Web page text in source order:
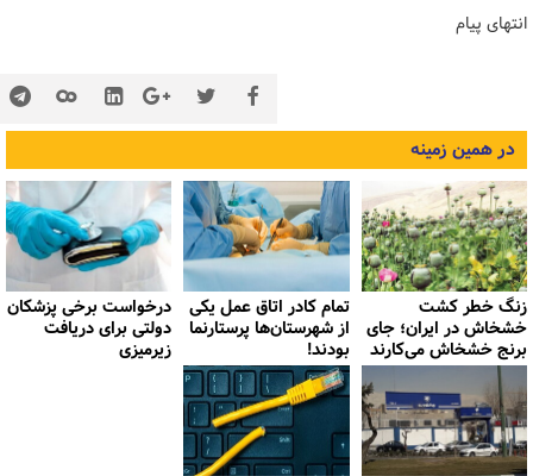
انتهای پیام
در همین زمینه
زنگ خطر کشت
خشخاش در ایران؛ جای
برنج خشخاش می‌کارند
تمام کادر اتاق عمل یکی
از شهرستان‌ها پرستارنما
بودند!
درخواست برخی پزشکان
دولتی برای دریافت
زیرمیزی